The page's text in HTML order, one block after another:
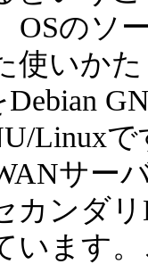
OSのソ
使いか
Debian
Linux
サー
カンダ
います